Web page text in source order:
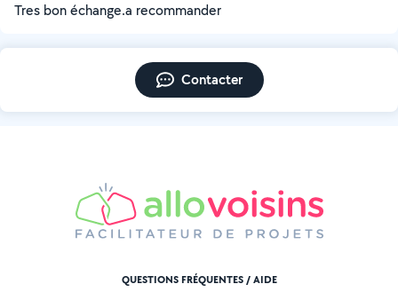
Tres bon échange.a recommander
Contacter
QUESTIONS FRÉQUENTES / AIDE